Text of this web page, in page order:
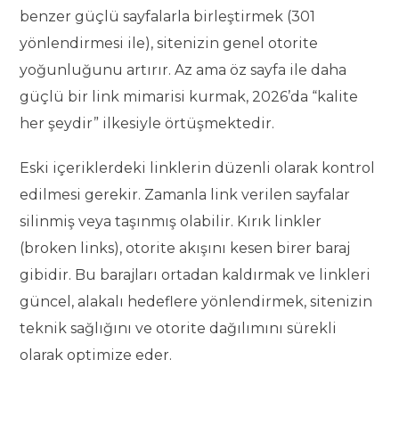
benzer güçlü sayfalarla birleştirmek (301
yönlendirmesi ile), sitenizin genel otorite
yoğunluğunu artırır. Az ama öz sayfa ile daha
güçlü bir link mimarisi kurmak, 2026’da “kalite
her şeydir” ilkesiyle örtüşmektedir.
Eski içeriklerdeki linklerin düzenli olarak kontrol
edilmesi gerekir. Zamanla link verilen sayfalar
silinmiş veya taşınmış olabilir. Kırık linkler
(broken links), otorite akışını kesen birer baraj
gibidir. Bu barajları ortadan kaldırmak ve linkleri
güncel, alakalı hedeflere yönlendirmek, sitenizin
teknik sağlığını ve otorite dağılımını sürekli
olarak optimize eder.